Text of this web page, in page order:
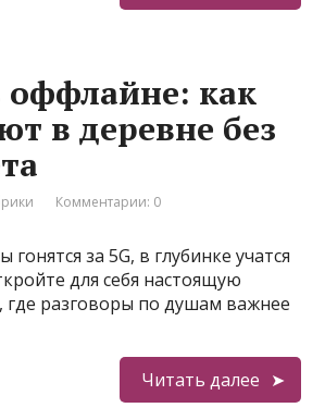
как
в деревне без
Комментарии: 0
за 5G, в глубинке учатся
для себя настоящую
разговоры по душам важнее
Читать далее